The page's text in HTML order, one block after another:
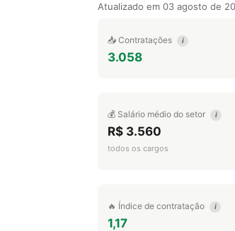
Atualizado em 03 agosto de
📥 Contratações i
3.058
💰 Salário médio do setor i
R$ 3.560
todos os cargos
🔥 Índice de contratação i
1,17